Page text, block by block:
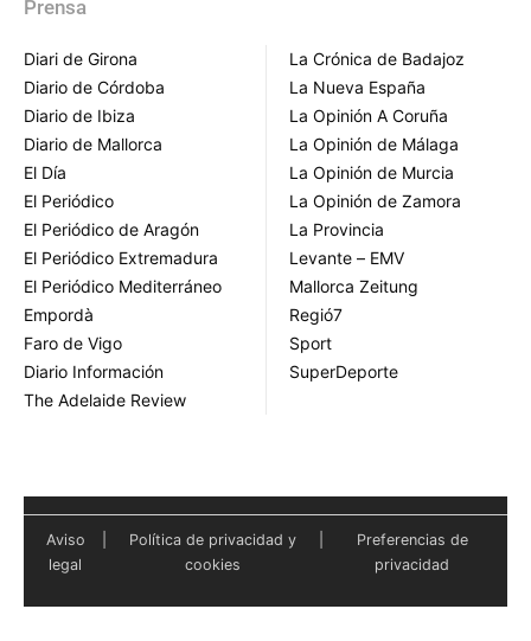
Prensa
Diari de Girona
Diario de Córdoba
Diario de Ibiza
Diario de Mallorca
El Día
El Periódico
El Periódico de Aragón
El Periódico Extremadura
El Periódico Mediterráneo
Empordà
Faro de Vigo
Diario Información
The Adelaide Review
La Crónica de Badajoz
La Nueva España
La Opinión A Coruña
La Opinión de Málaga
La Opinión de Murcia
La Opinión de Zamora
La Provincia
Levante – EMV
Mallorca Zeitung
Regió7
Sport
SuperDeporte
Aviso
legal
Política de privacidad y
cookies
Preferencias de
privacidad